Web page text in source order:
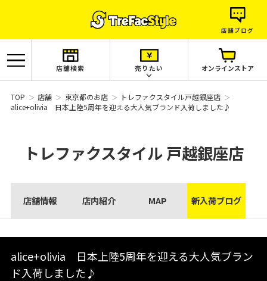
店舗ブログ
店舗検索 売りたい オンラインストア
TOP 店舗 東京都のお店
トレファクスタイル戸越銀座店
alice+olivia 日本上陸5周年を迎える大人気ブランド入荷しました♪
トレファクスタイル戸越銀座店
店舗情報 店内紹介 MAP 新入荷ブログ
alice+olivia 日本上陸5周年を迎える大人気ブラン
ド入荷しました♪